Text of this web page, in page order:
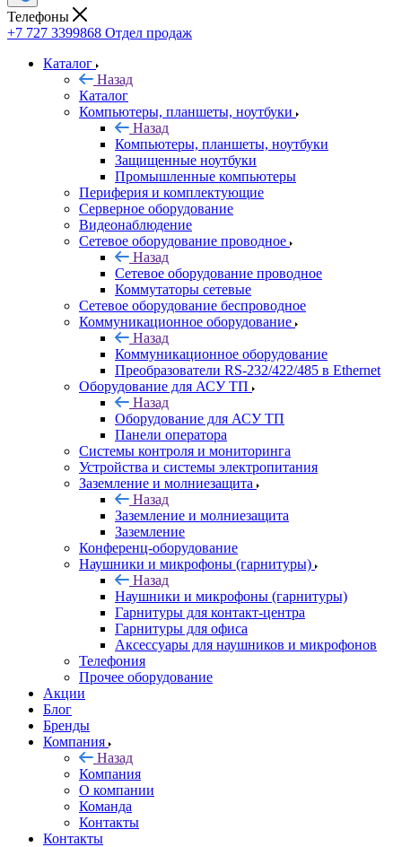
Телефоны
+7 727 3399868 Отдел продаж
Каталог
Назад
Каталог
Компьютеры, планшеты, ноутбуки
Назад
Компьютеры, планшеты, ноутбуки
Защищенные ноутбуки
Промышленные компьютеры
Периферия и комплектующие
Серверное оборудование
Видеонаблюдение
Сетевое оборудование проводное
Назад
Сетевое оборудование проводное
Коммутаторы сетевые
Сетевое оборудование беспроводное
Коммуникационное оборудование
Назад
Коммуникационное оборудование
Преобразователи RS-232/422/485 в Ethernet
Оборудование для АСУ ТП
Назад
Оборудование для АСУ ТП
Панели оператора
Системы контроля и мониторинга
Устройства и системы электропитания
Заземление и молниезащита
Назад
Заземление и молниезащита
Заземление
Конференц-оборудование
Наушники и микрофоны (гарнитуры)
Назад
Наушники и микрофоны (гарнитуры)
Гарнитуры для контакт-центра
Гарнитуры для офиса
Аксессуары для наушников и микрофонов
Телефония
Прочее оборудование
Акции
Блог
Бренды
Компания
Назад
Компания
О компании
Команда
Контакты
Контакты